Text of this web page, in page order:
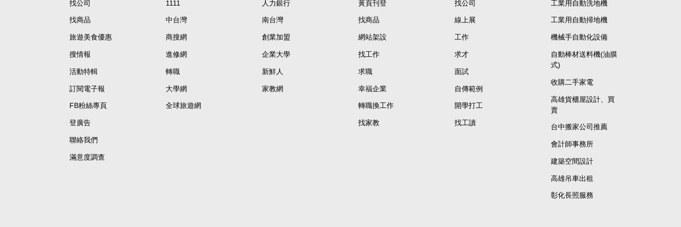
找公司
找商品
旅遊美食優惠
搜情報
活動特輯
訂閱電子報
FB粉絲專頁
登廣告
聯絡我們
滿意度調查
1111 人力銀行
中台灣 南台灣
商搜網 創業加盟
進修網 企業大學
轉職 新鮮人
大學網 家教網
全球旅遊網
黃頁刊登 找公司
找商品 線上展
網站架設 工作
找工作 求才
求職 面試
幸福企業 自傳範例
轉職換工作 開學打工
找家教 找工讀
工業用自動洗地機
工業用自動掃地機
機械手自動化設備
自動棒材送料機(油膜
式)
收購二手家電
高雄貨櫃屋設計、買
賣
台中搬家公司推薦
會計師事務所
建築空間設計
高雄吊車出租
彰化長照服務